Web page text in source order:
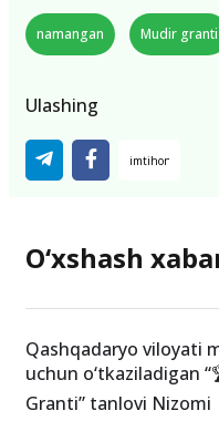
namangan Mudir granti
Ulashing
O‘xshash
Qashqadaryo viloyati
uchun o‘tkaziladigan
Granti” tanlovi Nizomi